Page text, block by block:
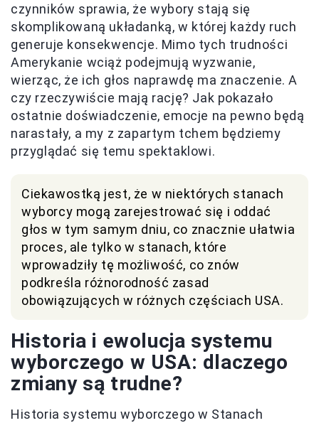
czynników sprawia, że wybory stają się
skomplikowaną układanką, w której każdy ruch
generuje konsekwencje. Mimo tych trudności
Amerykanie wciąż podejmują wyzwanie,
wierząc, że ich głos naprawdę ma znaczenie. A
czy rzeczywiście mają rację? Jak pokazało
ostatnie doświadczenie, emocje na pewno będą
narastały, a my z zapartym tchem będziemy
przyglądać się temu spektaklowi.
Ciekawostką jest, że w niektórych stanach
wyborcy mogą zarejestrować się i oddać
głos w tym samym dniu, co znacznie ułatwia
proces, ale tylko w stanach, które
wprowadziły tę możliwość, co znów
podkreśla różnorodność zasad
obowiązujących w różnych częściach USA.
Historia i ewolucja systemu
wyborczego w USA: dlaczego
zmiany są trudne?
Historia systemu wyborczego w Stanach